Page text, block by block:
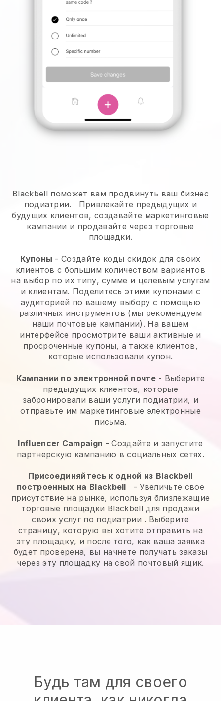
Blackbell поможет вам продвинуть ваш бизнес
подиатрии.
Привлекайте предыдущих и
будущих клиентов, создавайте маркетинговые
кампании и продавайте через торговые
площадки.
Купоны - Создайте коды скидок для своих
клиентов с большим количеством вариантов
на выбор по их типу, сумме и целевым услугам
и клиентам. Поделитесь этими купонами с
аудиторией по вашему выбору с помощью
различных инструментов (мы рекомендуем
наши почтовые кампании). На вашем
интерфейсе просмотрите ваши активные и
просроченные купоны, а также клиентов,
которые использовали купон.
Кампании по электронной почте- Выберите
предыдущих клиентов, которые
забронировали ваши услуги подиатрии, и
отправьте им маркетинговые электронные
письма.
Influencer Campaign - Создайте и запустите
партнерскую кампанию в социальных сетях.
Присоединяйтесь к одной из Blackbell
построенных на Blackbell -Увеличьте свое
присутствие на рынке, используя близлежащие
торговые площадки Blackbell для продажи
своих услуг по подиатрии . Выберите
страницу, которую вы хотите отправить на
эту площадку, и после того, как ваша заявка
будет проверена, вы начнете получать заказы
через эту площадку на свой почтовый ящик.
Будь там для своего